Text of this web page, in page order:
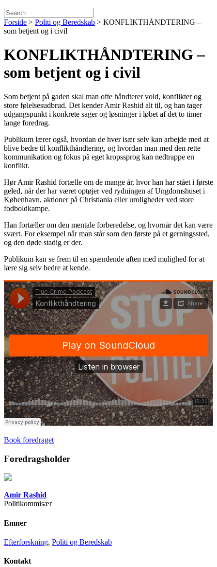
Forside > Politi og Beredskab > KONFLIKTHÅNDTERING –
som betjent og i civil
KONFLIKTHÅNDTERING –
som betjent og i civil
Som betjent på gaden skal man ofte håndterer vold, konflikter og
store følelsesudbrud. Det kender Amir Rashid alt til, og han tager
udgangspunkt i konkrete sager og løsninger i løbet af det to timer
lange foredrag.
Publikum lærer også, hvordan de hver især selv kan arbejde med at
blive bedre til konflikthåndtering, og hvordan man med den rette
kommunikation og fokus på eget kropssprog kan nedtrappe en
konflikt.
Hør Amir Rashid fortælle om de mange år, hvor han har stået i første
geled, når der har været optøjer ved rydningen af Ungdomshuset i
København, aktioner på Christiania eller uroligheder ved store
fodboldkampe.
Han fortæller om den mentale forberedelse, og hvornår det kan være
svært. For eksempel når man står som den første på et gerningssted,
og den døde stadig er der.
Publikum kan se frem til en spændende aften med mulighed for at
lære sig selv bedre at kende.
Book foredraget
Foredragsholder
Amir Rashid
Politikommisær
Emner
Efterforskning, Politi og Beredskab
Kontakt